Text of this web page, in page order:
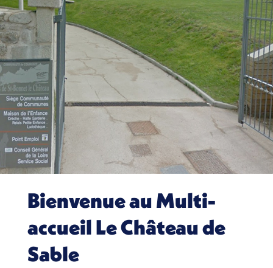
Bienvenue au Multi-
accueil Le Château de
Sable